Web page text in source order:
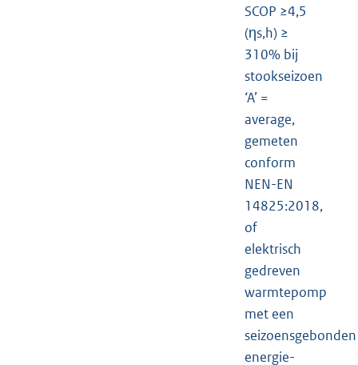
SCOP ≥4,5
(ηs,h) ≥
310% bij
stookseizoen
‘A’ =
average,
gemeten
conform
NEN-EN
14825:2018,
of
elektrisch
gedreven
warmtepomp
met een
seizoensgebonden
energie-